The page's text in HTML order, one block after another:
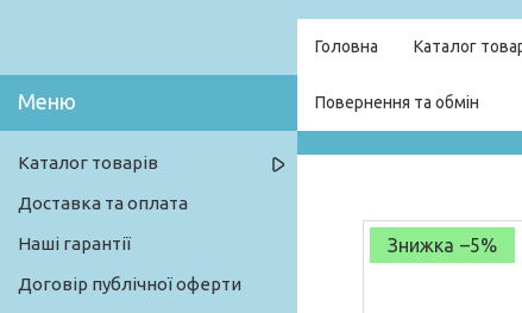
Головна Каталог
Повернення та обмін
–5%
Каталог товарів
Доставка та оплата
Наші гарантії
Договір публічної оферти